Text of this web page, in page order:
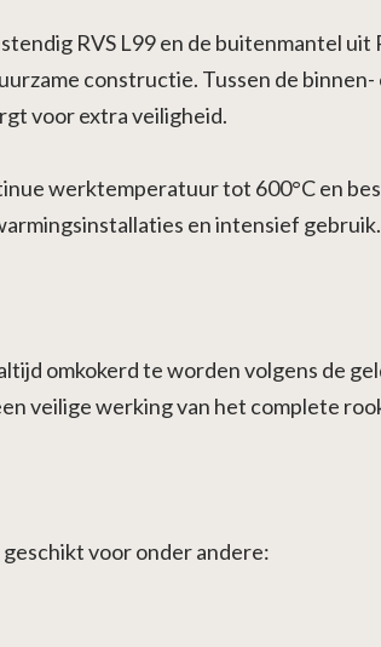
RVS L99 en de buitenmantel
constructie. Tussen de
voor extra veiligheid.
werktemperatuur tot 600°C en
en intensief gebruik.
omkokerd te worden volgens de
veilige werking van het complete
voor onder andere: